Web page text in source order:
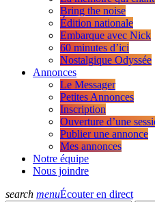
Bring the noise
Édition nationale
Embarque avec Nick
60 minutes d’ici
Nostalgique Odyssée
Annonces
Le Messager
Petites Annonces
Inscription
Ouverture d’une
Publier une annonce
Mes annonces
Notre équipe
Nous joindre
search menuÉcouter en direct